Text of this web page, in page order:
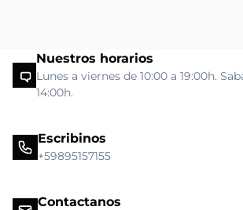
Nuestros horarios
Lunes a viernes de 10:00 a 19:00h.
14:00h.
Escribinos
+59895157155
Contactanos